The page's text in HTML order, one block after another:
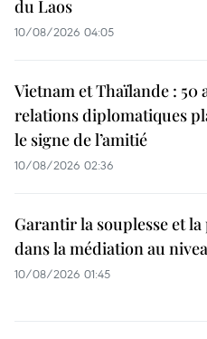
du Laos
10/08/2026 04:05
Vietnam et Thaïlande : 50
relations diplomatiques
le signe de l’amitié
10/08/2026 02:36
Garantir la souplesse et
dans la médiation au
10/08/2026 01:45